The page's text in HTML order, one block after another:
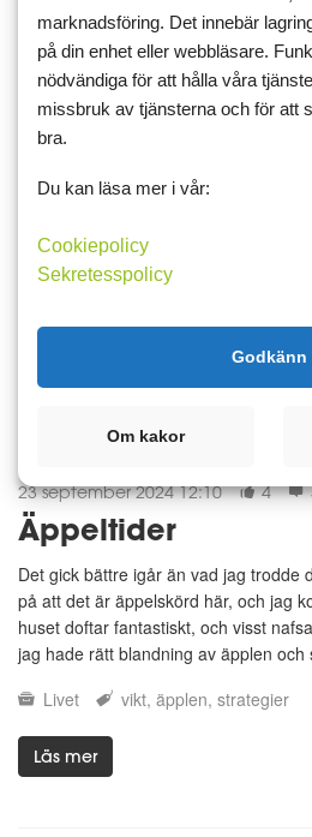
25 september 2024 15:37
Lite tur också
Man ska ha lite tur också ibland. När
luktar det ju alldeles otroligt gott, och
och två äpplen medan jag grejat. Men
23 september 2024 12:10 4
Äppeltider
Det gick bättre igår än vad jag trodde
på att det är äppelskörd här, och jag
huset doftar fantastiskt, och visst
jag hade rätt blandning av äpplen och
Livet
vikt äpplen strategier
Läs mer
marknadsföring. Det innebär
på din enhet eller webbläsare.
nödvändiga för att hålla våra
missbruk av tjänsterna och för att
bra.
Du kan läsa mer i vår:
Cookiepolicy
Sekretesspolicy
Godkänn
Om kakor